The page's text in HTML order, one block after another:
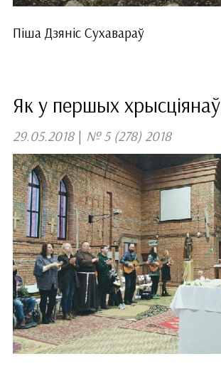
Піша Дзяніс Сухавараў
Як у першых хрысціянаў
29.05.2018 | № 5 (278) 2018